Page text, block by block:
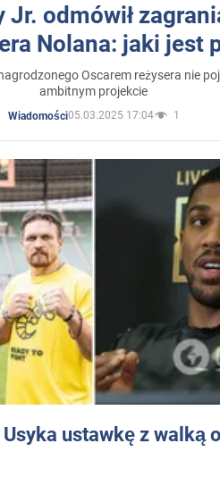
Jr. odmówił
Nolana: jaki jest
Oscarem reżysera nie
ambitnym projekcie
Wiadomości05.03.2025 17:04 1
ustawkę z walką